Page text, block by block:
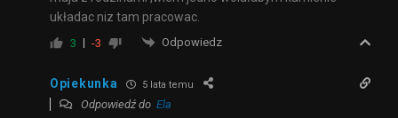
układac niz tam pracowac.
3 -3 Odpowiedz
Opiekunka 5 lata temu
Odpowiedź do Ela